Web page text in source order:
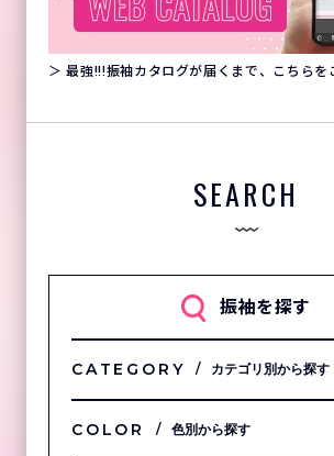
＞ 最強!!!振袖カタログが届くまで、こちらを
SEARCH
振袖を探す
CATEGORY カテゴリ別から探す
COLOR 色別から探す